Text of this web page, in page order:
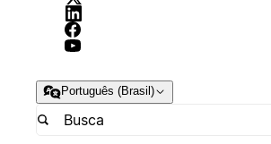
Português (Brasil)